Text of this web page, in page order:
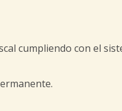
cumpliendo con el